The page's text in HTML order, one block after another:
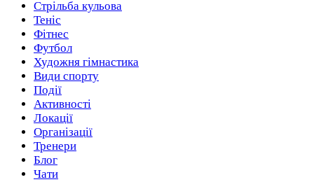
Стрільба кульова
Теніс
Фітнес
Футбол
Художня гімнастика
Види спорту
Події
Активності
Локації
Організації
Тренери
Блог
Чати